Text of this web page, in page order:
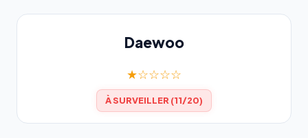
Daewoo
★☆☆☆☆
À SURVEILLER (11/20)